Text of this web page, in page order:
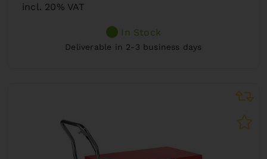
incl. 20% VAT
In Stock
Deliverable in 2-3 business days